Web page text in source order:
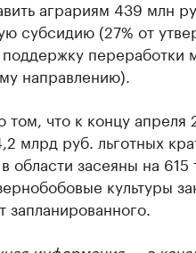
аграриям 439 млн
субсидию (27% от
переработки
направлению).
том, что к концу апреля
млрд руб. льготных
области засеяны на 615
культуры
запланированного.